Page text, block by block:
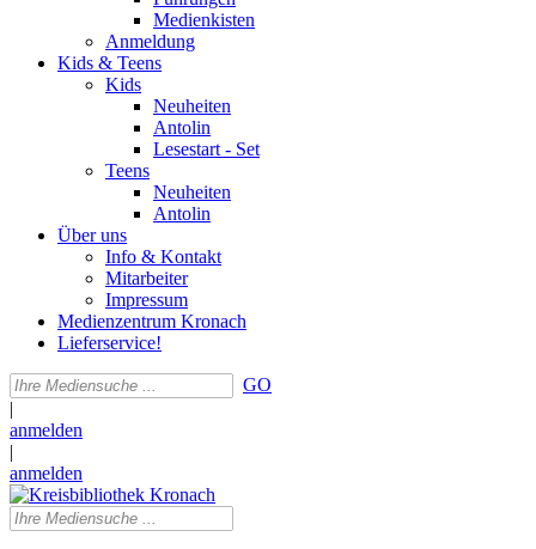
Medienkisten
Anmeldung
Kids & Teens
Kids
Neuheiten
Antolin
Lesestart - Set
Teens
Neuheiten
Antolin
Über uns
Info & Kontakt
Mitarbeiter
Impressum
Medienzentrum Kronach
Lieferservice!
GO
|
anmelden
|
anmelden